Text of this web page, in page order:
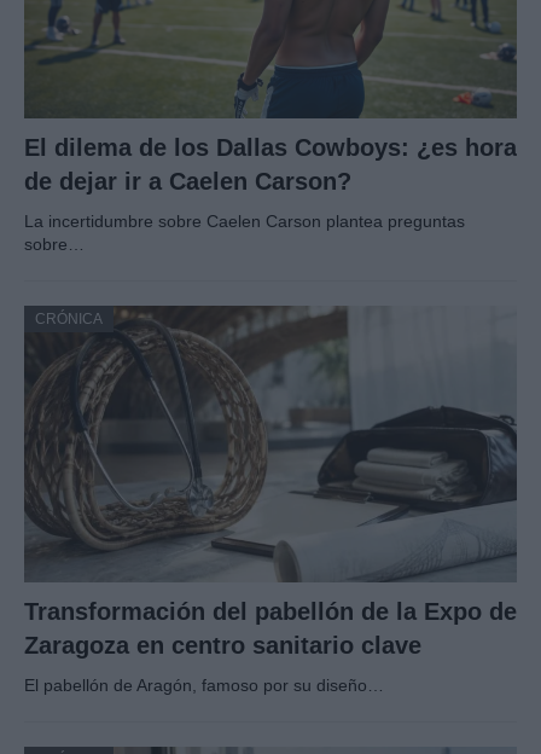
El dilema de los Dallas Cowboys: ¿es hora
de dejar ir a Caelen Carson?
La incertidumbre sobre Caelen Carson plantea preguntas
sobre…
CRÓNICA
Transformación del pabellón de la Expo de
Zaragoza en centro sanitario clave
El pabellón de Aragón, famoso por su diseño…